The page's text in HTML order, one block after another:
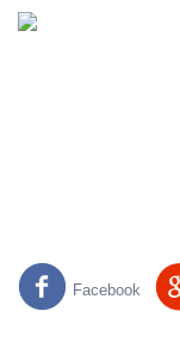
Facebook